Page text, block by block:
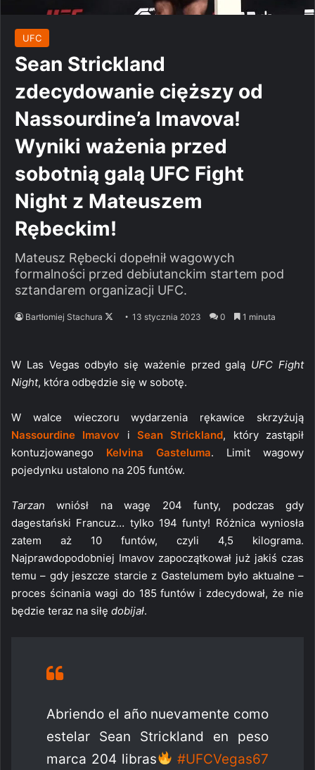
UFC
Sean Strickland
zdecydowanie cięższy od
Nassourdine’a Imavova!
Wyniki ważenia przed
sobotnią galą UFC Fight
Night z Mateuszem
Rębeckim!
Mateusz Rębecki dopełnił wagowych
formalności przed debiutanckim startem pod
sztandarem organizacji UFC.
Bartłomiej Stachura
Follow13 stycznia 2023 0 1 minuta
W Las Vegas odbyło się ważenie przed galą UFC Fight
Night, która odbędzie się w sobotę.
W walce wieczoru wydarzenia rękawice skrzyżują
Nassourdine Imavov iSean Strickland, który zastąpił
kontuzjowanego Kelvina Gasteluma. Limit wagowy
pojedynku ustalono na 205 funtów.
Tarzan wniósł na wagę 204 funty, podczas gdy
dagestański Francuz… tylko 194 funty! Różnica wyniosła
zatem aż 10 funtów, czyli 4,5 kilograma.
Najprawdopodobniej Imavov zapoczątkował już jakiś czas
temu – gdy jeszcze starcie z Gastelumem było aktualne –
proces ścinania wagi do 185 funtów i zdecydował, że nie
będzie teraz na siłę dobijał.
Abriendo el año nuevamente como
estelar Sean Strickland en peso
marca 204 libras
#UFCVegas67